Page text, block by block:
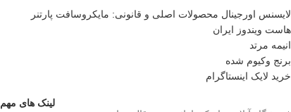
لایسنس اورجینال محصولات اصلی و قانونی: مایکروسافت پارتنر
هاست ویندوز ایران
انیمه مرتد
برنج وکیوم شده
خرید لایک اینستاگرام
لینک های مهم